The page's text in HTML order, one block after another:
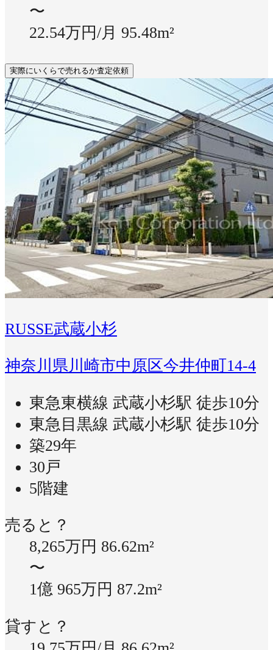
〜
22.54万円/月 95.48m²
実際にいくらで売れるか査定依頼
RUSSE武蔵小杉
神奈川県川崎市中原区今井仲町14-4
東急東横線 武蔵小杉駅 徒歩10分
東急目黒線 武蔵小杉駅 徒歩10分
築29年
30戸
5階建
売ると？
8,265万円 86.62m²
〜
1億 965万円 87.2m²
貸すと？